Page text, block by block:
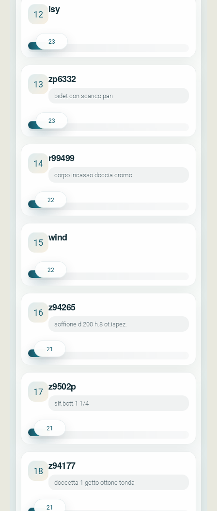
12 isy
23
13 zp6332
bidet con scarico pan
23
14 r99499
corpo incasso doccia cromo
22
15 wind
22
16 z94265
soffione d.200 h.8 ot.ispez.
21
17 z9502p
sif.bott.1 1/4
21
18 z94177
doccetta 1 getto ottone tonda
21